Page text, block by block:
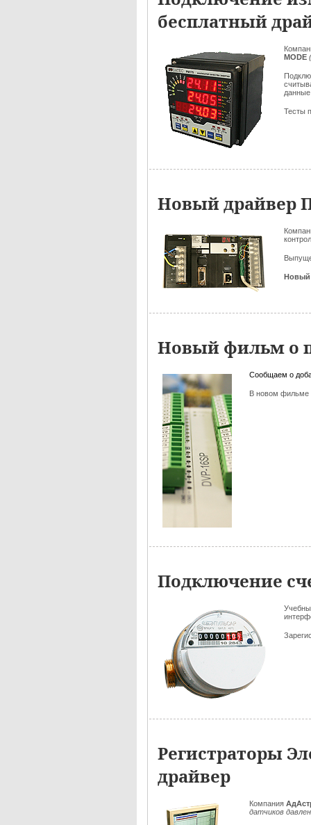
бесплатный
MODE
Тесты
Новый драйвер
Новый
Новый фильм о
Сообщаем о
В новом фильме
Подключение
Регистраторы
драйвер
Компания
датчиков